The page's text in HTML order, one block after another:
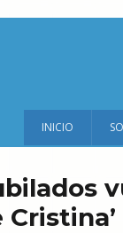
INICIO
Cristina’